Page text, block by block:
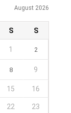
August 2026
S S
1 2
8 9
15 16
22 23